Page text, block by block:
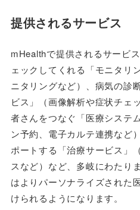
提供されるサービス
mHealthで提供されるサービ
ェックしてくれる「モニタリ
ニタリングなど）、病気の診
ビス」（画像解析や症状チェ
者さんをつなぐ「医療システ
ン予約、電子カルテ連携など
ポートする「治療サービス」
スなど）など、多岐にわたり
はよりパーソナライズされた
けられるようになります。